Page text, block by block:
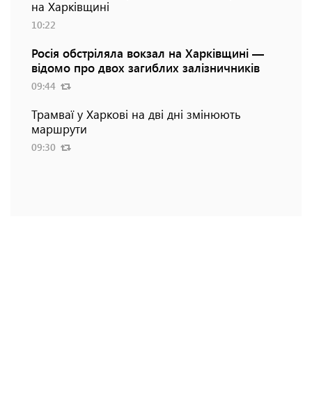
на Харківщині
10:22
Росія обстріляла вокзал на Харківщині —
відомо про двох загиблих залізничників
09:44
Трамваї у Харкові на дві дні змінюють
маршрути
09:30